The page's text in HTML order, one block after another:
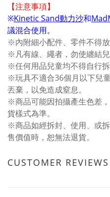
【注意事項】
※Kinetic Sand動力沙和
議混合使用。
※內附細小配件、零件不得
※凡有線、繩者，勿使纏結兒
※任何用品兒童均不得自行拆
※玩具不適合36個月以下兒
丟棄，以免造成窒息。
※商品可能因拍攝產生色差
貨樣式為準。
※商品如經拆封、使用、或
售價值時，恕無法退貨。
CUSTOMER REVIEWS